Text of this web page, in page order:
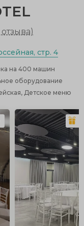
)
стр. 4
на 400 машин
оборудование
Детское меню